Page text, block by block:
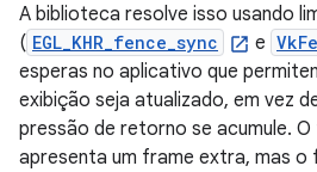
A biblioteca resolve isso usando
( EGL_KHR_fence_sync e
esperas no aplicativo que
exibição seja atualizado, em vez
pressão de retorno se acumule. O
apresenta um frame extra, mas o